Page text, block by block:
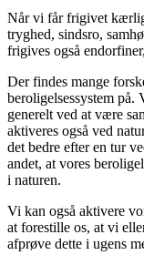
Når vi får frigivet
tryghed, sindsro,
frigives også
Der findes mange
beroligelsessystem
generelt ved at være
aktiveres også ved
det bedre efter en tur
andet, at vores
i naturen.
Vi kan også aktivere
at forestille os, at vi
afprøve dette i ugens